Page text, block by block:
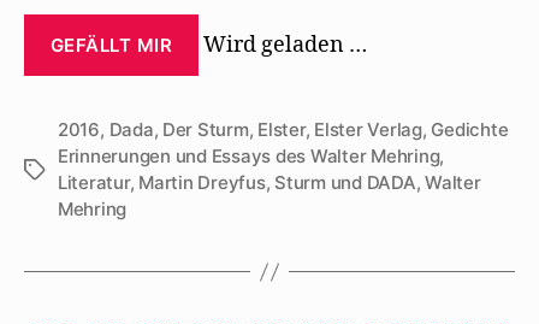
GEFÄLLT MIR Wird geladen …
Schlagwörter
2016, Dada, Der Sturm, Elster, Elster Verlag, Gedichte
Erinnerungen und Essays des Walter Mehring,
Literatur, Martin Dreyfus, Sturm und DADA,Walter
Mehring